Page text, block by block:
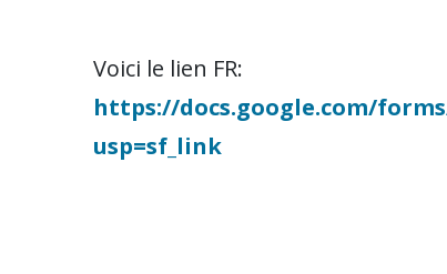
Voici le lien FR:
https://docs.google.com/forms/
usp=sf_link